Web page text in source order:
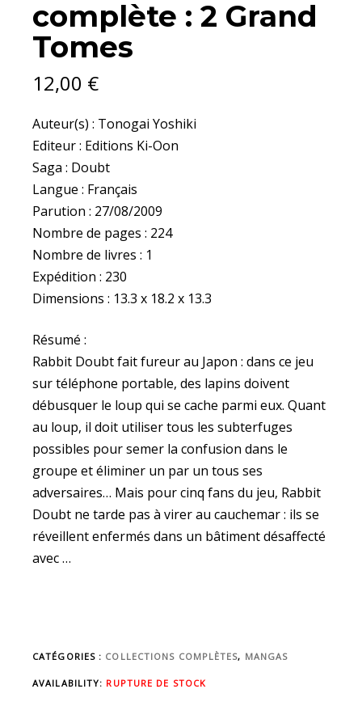
complète : 2 Grand
Tomes
12,00 €
Auteur(s) : Tonogai Yoshiki
Editeur : Editions Ki-Oon
Saga : Doubt
Langue : Français
Parution : 27/08/2009
Nombre de pages : 224
Nombre de livres : 1
Expédition : 230
Dimensions : 13.3 x 18.2 x 13.3
Résumé :
Rabbit Doubt fait fureur au Japon : dans ce jeu
sur téléphone portable, des lapins doivent
débusquer le loup qui se cache parmi eux. Quant
au loup, il doit utiliser tous les subterfuges
possibles pour semer la confusion dans le
groupe et éliminer un par un tous ses
adversaires… Mais pour cinq fans du jeu, Rabbit
Doubt ne tarde pas à virer au cauchemar : ils se
réveillent enfermés dans un bâtiment désaffecté
avec …
CATÉGORIES : COLLECTIONS COMPLÈTES, MANGAS
AVAILABILITY: RUPTURE DE STOCK